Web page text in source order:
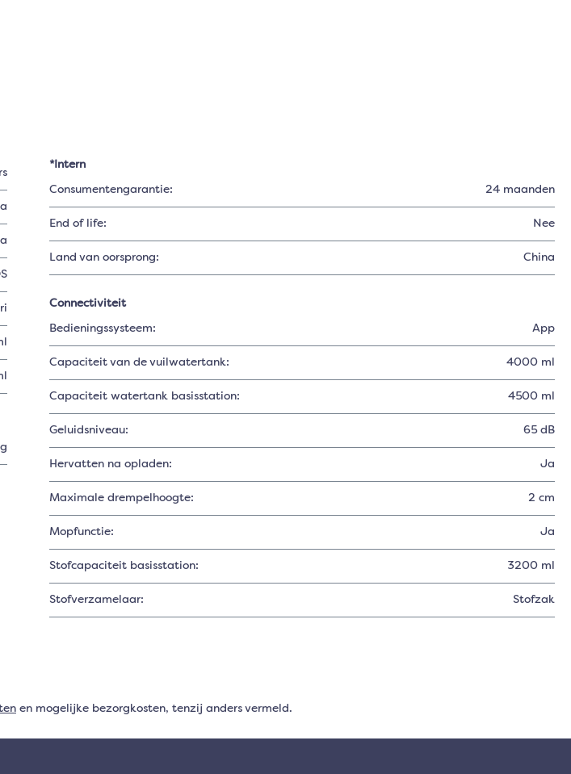
*Intern
Consumentengarantie: 24 maanden
End of life: Nee
Land van oorsprong: China
Connectiviteit
Bedieningssysteem: App
Capaciteit van de vuilwatertank: 4000 ml
Capaciteit watertank basisstation: 4500 ml
Geluidsniveau: 65 dB
Hervatten na opladen: Ja
Maximale drempelhoogte: 2 cm
Mopfunctie: Ja
Stofcapaciteit basisstation: 3200 ml
Stofverzamelaar: Stofzak
en mogelijke bezorgkosten, tenzij anders vermeld.